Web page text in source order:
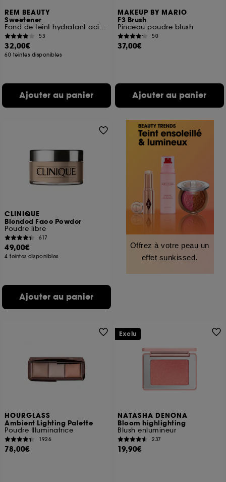
REM BEAUTY
Sweetener
Fond de teint hydratant acide hyaluronique et niacinamide
53
32,00€
60 teintes disponibles
Ajouter au panier
MAKEUP BY MARIO
F3 Brush
Pinceau poudre blush
50
37,00€
Ajouter au panier
CLINIQUE
Blended Face Powder
Poudre libre
617
49,00€
4 teintes disponibles
Ajouter au panier
Offrez à votre peau un
effet sunkissed.
HOURGLASS
Ambient Lighting Palette
Poudre Illuminatrice
1926
78,00€
NATASHA DENONA
Bloom highlighting
Blush enlumineur
237
19,90€
Exclu